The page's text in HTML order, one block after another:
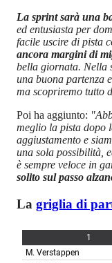
La sprint sarà una
ed entusiasta per
facile uscire di pista
ancora margini di
bella giornata. Nella
una buona partenza
ma scopriremo tutto
Poi ha aggiunto:
meglio la pista dopo
aggiustamento e
una sola possibilità,
è sempre veloce in
solito sul passo
La griglia di